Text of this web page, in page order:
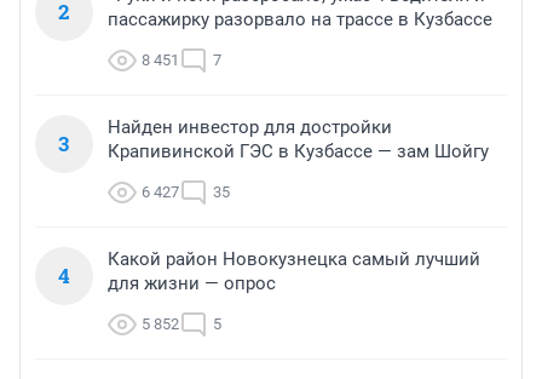
2
пассажирку разорвало на трассе в Кузбассе
8 451 7
3
Найден инвестор для достройки
Крапивинской ГЭС в Кузбассе — зам Шойгу
6 427 35
4
Какой район Новокузнецка самый лучший
для жизни — опрос
5 852 5